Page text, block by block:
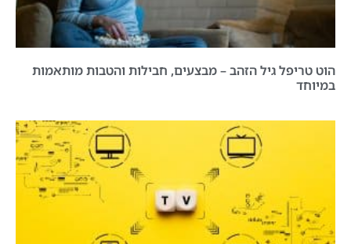
הוט טריפל גיל הזהב – מבצעים, חבילות והטבות מותאמות
במיוחד